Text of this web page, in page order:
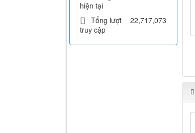
hiện tại
Tổng lượt
truy cập
22,717,073